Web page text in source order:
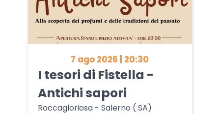
7 ago 2026 | 20:30
I tesori di Fistella -
Antichi sapori
Roccagloriosa - Salerno ( SA)